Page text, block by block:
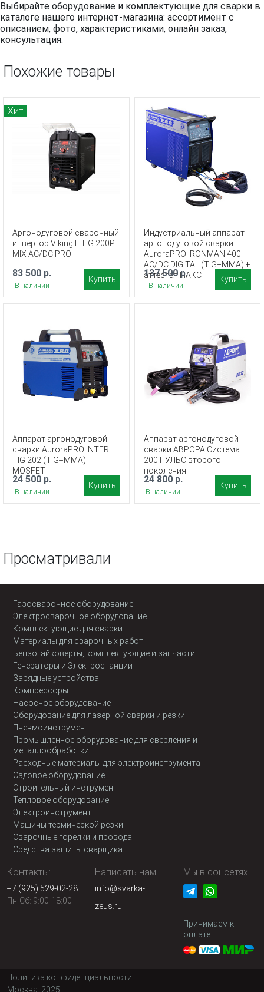
Выбирайте оборудование и комплектующие для сварки в
каталоге нашего интернет-магазина: ассортимент с
описанием, фото, характеристиками, онлайн заказ,
консультация.
Похожие товары
Хит
Аргонодуговой сварочный
инвертор Viking HTIG 200P
MIX AC/DC PRO
83 500 р.
В наличии
Купить
Индустриальный аппарат
аргонодуговой сварки
AuroraPRO IRONMAN 400
AC/DC DIGITAL (TIG+MMA) +
аттестат НАКС
137 500 р.
В наличии
Купить
Аппарат аргонодуговой
сварки AuroraPRO INTER
TIG 202 (TIG+MMA)
MOSFET
24 500 р.
В наличии
Купить
Аппарат аргонодуговой
сварки АВРОРА Система
200 ПУЛЬС второго
поколения
24 800 р.
В наличии
Купить
Просматривали
Газосварочное оборудование
Электросварочное оборудование
Комплектующие для сварки
Материалы для сварочных работ
Бензогайковерты, комплектующие и запчасти
Генераторы и Электростанции
Зарядные устройства
Компрессоры
Насосное оборудование
Оборудование для лазерной сварки и резки
Пневмоинструмент
Промышленное оборудование для сверления и
металлообработки
Расходные материалы для электроинструмента
Садовое оборудование
Строительный инструмент
Тепловое оборудование
Электроинструмент
Машины термической резки
Сварочные горелки и провода
Средства защиты сварщика
Контакты:
+7 (925) 529-02-28
Пн-Сб: 9:00-18:00
Написать нам:
info@svarka-
zeus.ru
Мы в соцсетях
Принимаем к
оплате:
Политика конфиденциальности
Москва, 2025